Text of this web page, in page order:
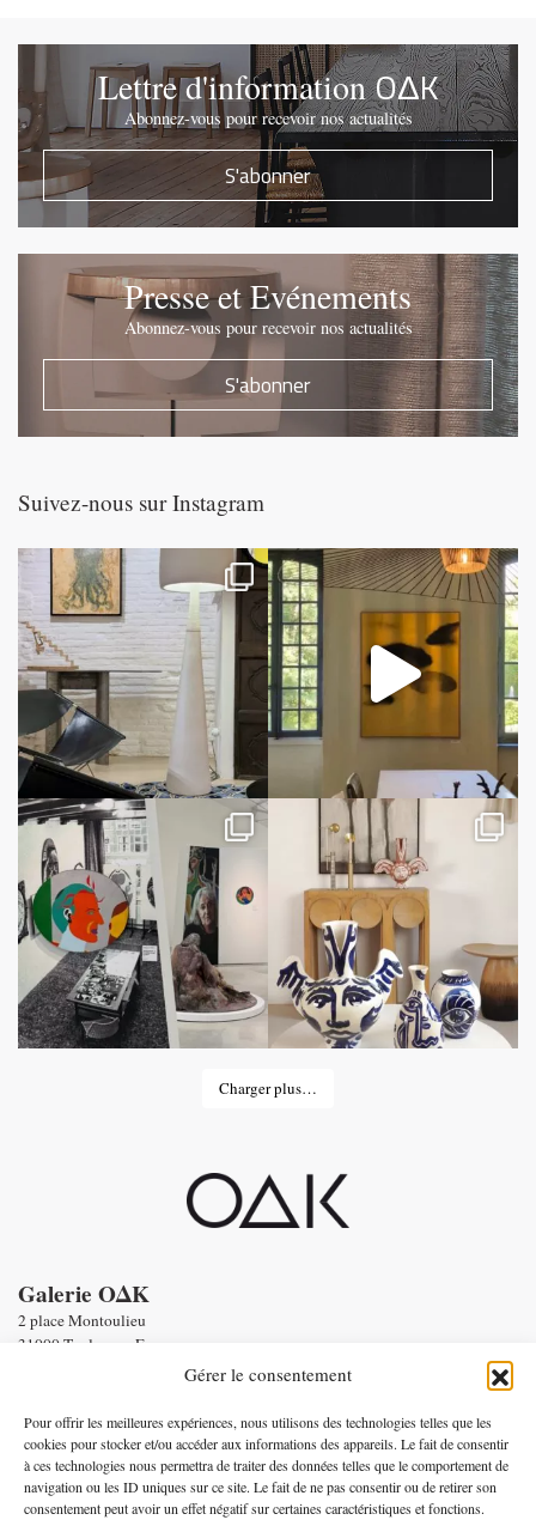
Gérer le consentement
Pour offrir les meilleures expériences, nous utilisons des technologies telles que les
cookies pour stocker et/ou accéder aux informations des appareils. Le fait de consentir
à ces technologies nous permettra de traiter des données telles que le comportement de
navigation ou les ID uniques sur ce site. Le fait de ne pas consentir ou de retirer son
consentement peut avoir un effet négatif sur certaines caractéristiques et fonctions.
Lettre d'informationOΔK
Abonnez-vous pour recevoir nos actualités
S'abonner
Presse et Evénements
Abonnez-vous pour recevoir nos actualités
S'abonner
Suivez-nous sur Instagram
Charger plus…
Galerie OΔK
2 place Montoulieu
31000 Toulouse - France
+33 6 58 56 86 19
-Conditions générales de vente
-Mentions légales
Paiement par